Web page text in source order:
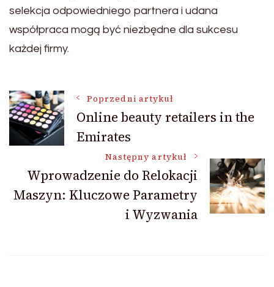
selekcja odpowiedniego partnera i udana
współpraca mogą być niezbędne dla sukcesu
każdej firmy.
Nawigacja
wpisu
Poprzedni artykuł
Online beauty retailers in the
Emirates
Następny artykuł
Wprowadzenie do Relokacji
Maszyn: Kluczowe Parametry
i Wyzwania